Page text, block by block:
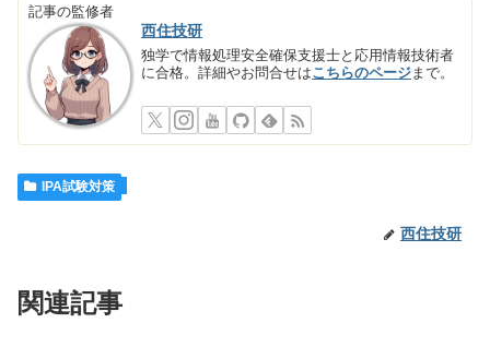
記事の監修者
西住技研
独学で情報処理安全確保支援士と応用情報技術者
に合格。詳細やお問合せはこちらのページ まで。
IPA試験対策
西住技研
関連記事